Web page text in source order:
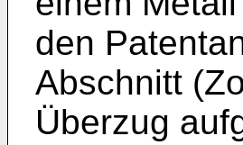
den
Abschnitt
Überzug